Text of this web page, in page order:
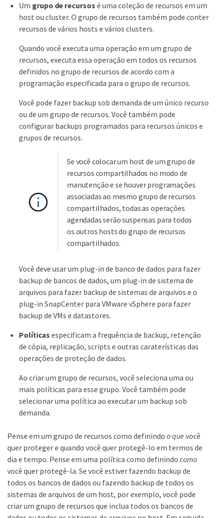
Um grupo de recursos é uma coleção de recursos em um
host ou cluster. O grupo de recursos também pode conter
recursos de vários hosts e vários clusters.
Quando você executa uma operação em um grupo de
recursos, executa essa operação em todos os recursos
definidos no grupo de recursos de acordo com a
programação especificada para o grupo de recursos.
Você pode fazer backup sob demanda de um único recurso
ou de um grupo de recursos. Você também pode
configurar backups programados para recursos únicos e
grupos de recursos.
Se você colocar um host de um grupo de
recursos compartilhados no modo de
manutenção e se houver programações
associadas ao mesmo grupo de recursos
compartilhados, todas as operações
agendadas serão suspensas para todos
os outros hosts do grupo de recursos
compartilhados.
Você deve usar um plug-in de banco de dados para fazer
backup de bancos de dados, um plug-in de sistema de
arquivos para fazer backup de sistemas de arquivos e o
plug-in SnapCenter para VMware vSphere para fazer
backup de VMs e datastores.
Políticas especificam a frequência de backup, retenção
de cópia, replicação, scripts e outras caraterísticas das
operações de proteção de dados.
Ao criar um grupo de recursos, você seleciona uma ou
mais políticas para esse grupo. Você também pode
selecionar uma política ao executar um backup sob
demanda.
Pense em um grupo de recursos como definindo o que você
quer proteger e quando você quer protegê-lo em termos de
dia e tempo. Pense em uma política como definindo como
você quer protegê-la. Se você estiver fazendo backup de
todos os bancos de dados ou fazendo backup de todos os
sistemas de arquivos de um host, por exemplo, você pode
criar um grupo de recursos que inclua todos os bancos de